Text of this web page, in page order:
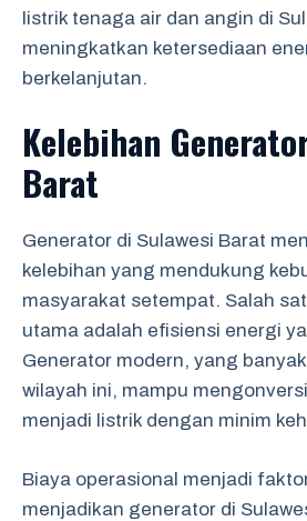
listrik tenaga air dan angin di
meningkatkan ketersediaan
berkelanjutan.
Kelebihan
Barat
Generator di Sulawesi Barat
kelebihan yang mendukung
masyarakat setempat. Salah
utama adalah efisiensi energi
Generator modern, yang
wilayah ini, mampu
menjadi listrik dengan minim
Biaya operasional menjadi
menjadikan generator di